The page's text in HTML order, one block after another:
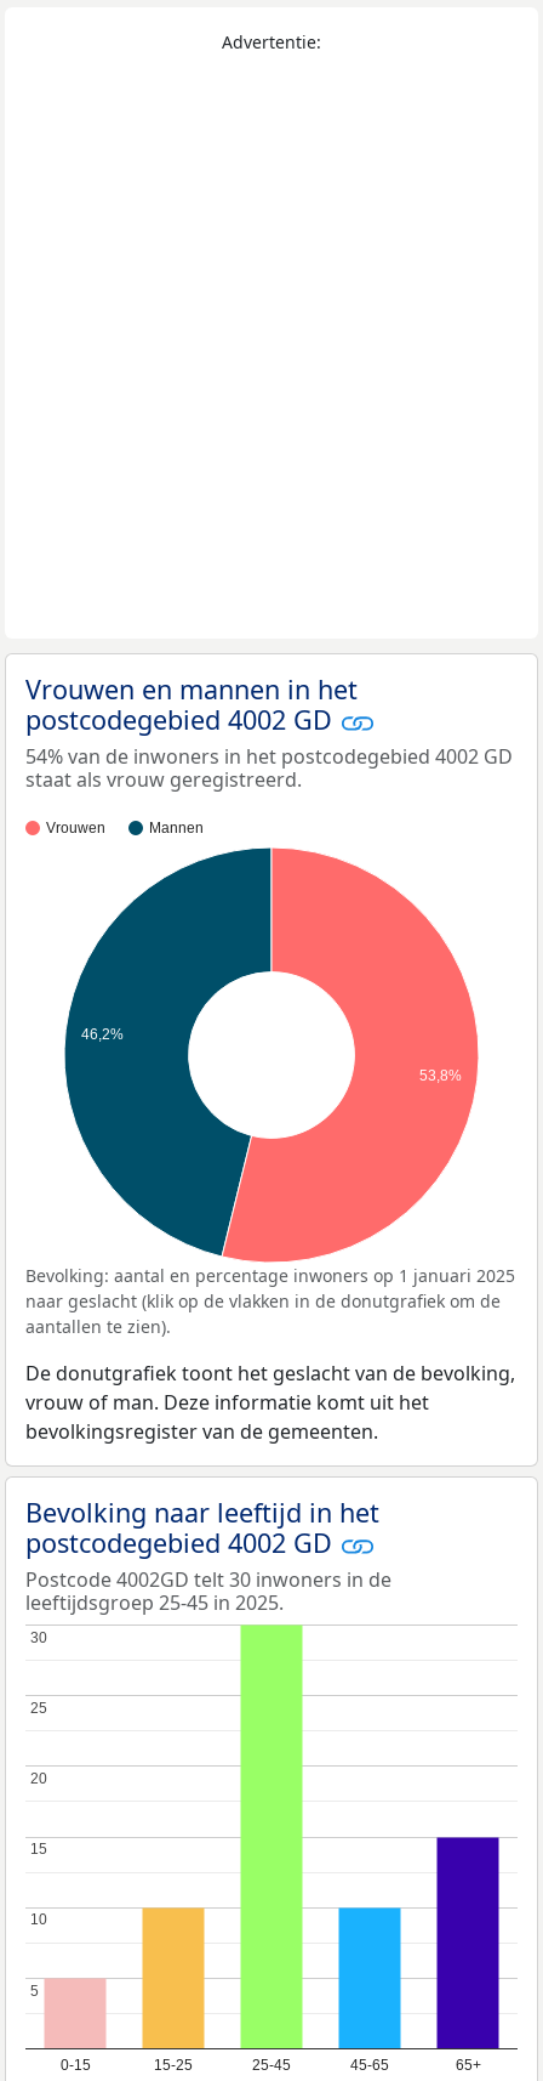
Advertentie:
Vrouwen en mannen in het
postcodegebied 4002 GD
54% van de inwoners in het postcodegebied 4002 GD
staat als vrouw geregistreerd.
Vrouwen Mannen
46,2%
53,8%
Bevolking: aantal en percentage inwoners op 1 januari 2025
naar geslacht (klik op de vlakken in de donutgrafiek om de
aantallen te zien).
De donutgrafiek toont het geslacht van de bevolking,
vrouw of man. Deze informatie komt uit het
bevolkingsregister van de gemeenten.
Bevolking naar leeftijd in het
postcodegebied 4002 GD
Postcode 4002GD telt 30 inwoners in de
leeftijdsgroep 25-45 in 2025.
0-15 15-25 25-45 45-65 65+
5
5
10
10
15
15
20
20
25
25
30
30